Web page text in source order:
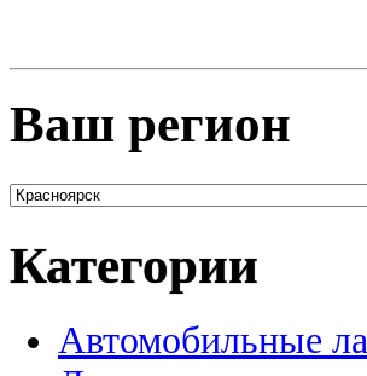
Ваш регион
Категории
Автомобильные